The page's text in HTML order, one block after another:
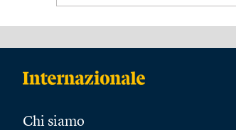
Chi siamo